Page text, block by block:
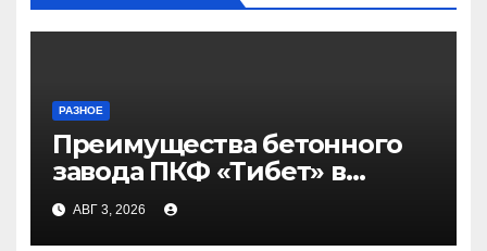
РАЗНОЕ
Преимущества бетонного
завода ПКФ «Тибет» в
Волгограде и Волжском
АВГ 3, 2026